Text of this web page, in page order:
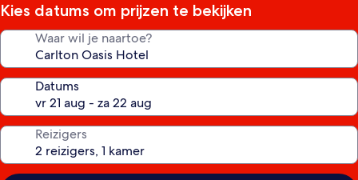
Kies datums om prijzen te bekijken
Waar wil je naartoe?
Datums
Reizigers